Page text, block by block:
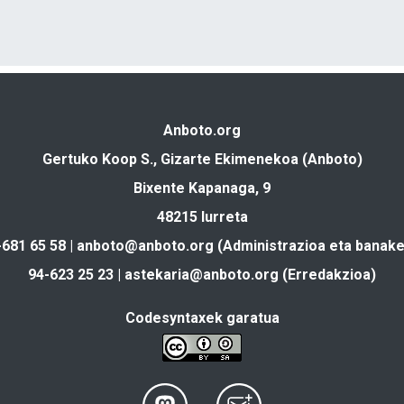
Anboto.org
Gertuko Koop S., Gizarte Ekimenekoa (Anboto)
Bixente Kapanaga, 9
48215 Iurreta
65 58 | anboto@anboto.org (Administrazioa eta
94-623 25 23 | astekaria@anboto.org (Erredakzioa)
Codesyntaxek garatua